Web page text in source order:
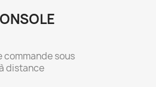
commande sous
distance